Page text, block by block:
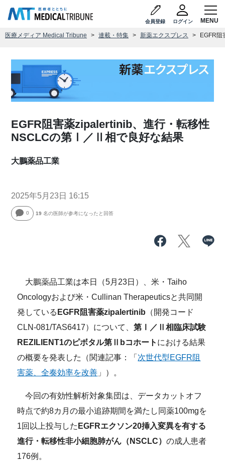
会員登録 ログイン
医療メディア Medical Tribune 連載・特集 新薬エクスプレス EGFR
EGFR阻害薬zipalertinib、進行・転移性
NSCLCの第Ⅰ／Ⅱ相で良好な結果
大鵬薬品工業
2025年5月23日 16:15
0 19 名の医師が参考になったと回答
大鵬薬品工業は本日（5月23日）、米・Taiho
Oncologyおよび米・Cullinan Therapeuticsと共同開
発している EGFR阻害薬zipalertinib （開発コード
CLN-081/TAS6417）について、第Ⅰ／Ⅱ相臨床試験
REZILIENT1のピボタル第Ⅱbコホート における結果
の概要を発表した（関連記事：「 次世代型EGFR阻
害薬、全奏効率を改善 」）。
今回の有効性解析対象集団は、データカットオフ
時点で約8カ月の最小追跡期間を満たし同薬100mgを
1回以上投与した EGFRエクソン20挿入変異を有する
進行・転移性非小細胞肺がん（NSCLC）の成人患者
176例。